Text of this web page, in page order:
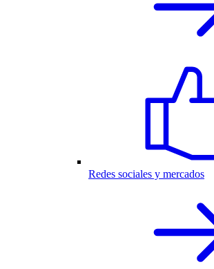
Redes sociales y mercados